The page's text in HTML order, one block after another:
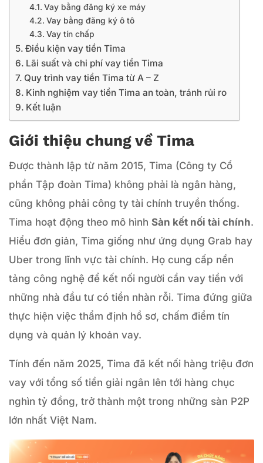
Vay bằng đăng ký xe máy
Vay bằng đăng ký ô tô
Vay tín chấp
Điều kiện vay tiền Tima
Lãi suất và chi phí vay tiền Tima
Quy trình vay tiền Tima từ A – Z
Kinh nghiệm vay tiền Tima an toàn, tránh rủi ro
Kết luận
Giới thiệu chung về Tima
Được thành lập từ năm 2015, Tima (Công ty Cổ
phần Tập đoàn Tima) không phải là ngân hàng,
cũng không phải công ty tài chính truyền thống.
Tima hoạt động theo mô hình Sàn kết nối tài chính.
Hiểu đơn giản, Tima giống như ứng dụng Grab hay
Uber trong lĩnh vực tài chính. Họ cung cấp nền
tảng công nghệ để kết nối người cần vay tiền với
những nhà đầu tư có tiền nhàn rỗi. Tima đứng giữa
thực hiện việc thẩm định hồ sơ, chấm điểm tín
dụng và quản lý khoản vay.
Tính đến năm 2025, Tima đã kết nối hàng triệu đơn
vay với tổng số tiền giải ngân lên tới hàng chục
nghìn tỷ đồng, trở thành một trong những sàn P2P
lớn nhất Việt Nam.